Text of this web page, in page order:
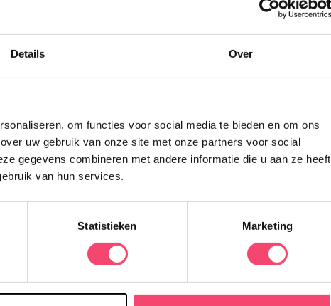
Details Over
om functies voor social media te bieden en om ons
uw gebruik van onze site met onze partners voor social
gegevens combineren met andere informatie die u aan ze heeft
van hun services.
Statistieken Marketing
Yihaa, zomervakantie!
6 Weken de tijd om er op uit
de leukste uitjes verzameld.
het hele gezin, tot toffe
uitjes en musea met een
familieprogramma! Fijne zomer!
Volg Kidsproof